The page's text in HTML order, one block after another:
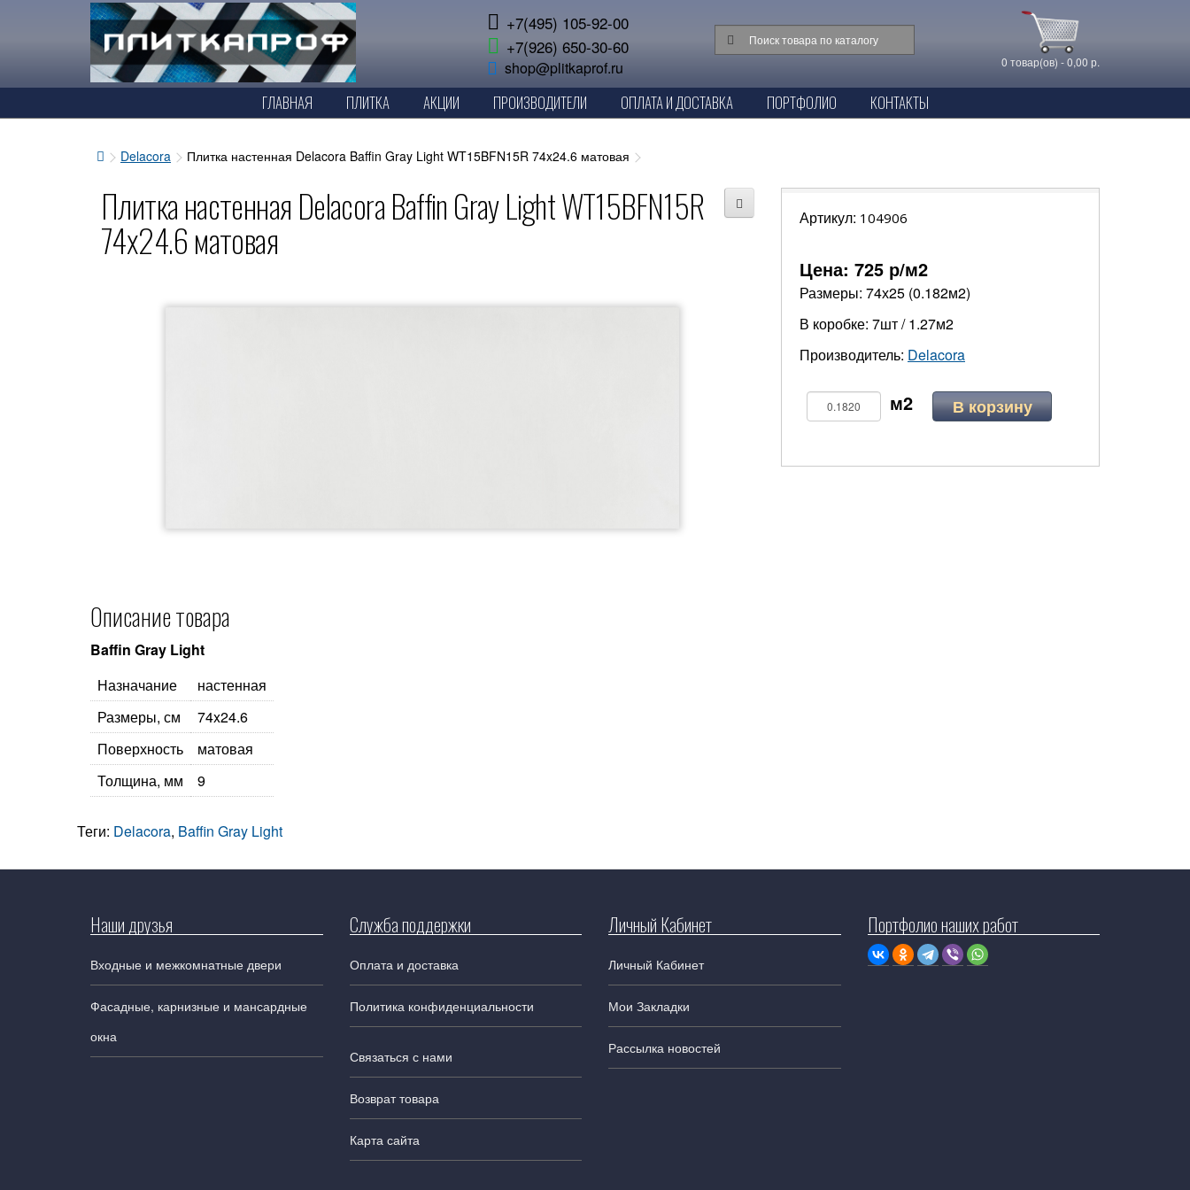
+7(495) 105-92-00
+7(926) 650-30-60
shop@plitkaprof.ru 0 товар(ов) - 0,00 р.
ГЛАВНАЯ ПЛИТКА АКЦИИ ПРОИЗВОДИТЕЛИ ОПЛАТА И ДОСТАВКА ПОРТФОЛИО КОНТАКТЫ
Delacora Плитка настенная Delacora Baffin Gray Light WT15BFN15R 74x24.6 матовая
Плитка настенная Delacora Baffin Gray Light WT15BFN15R
74x24.6 матовая
Описание товара
Baffin Gray Light
Назначание
настенная
Размеры, см
74x24.6
Поверхность
матовая
Толщина, мм
9
Артикул: 104906
Цена: 725 р/м2
Размеры: 74х25 (0.182м2)
В коробке: 7шт / 1.27м2
Производитель: Delacora
В корзину
Теги: Delacora, Baffin Gray Light
Наши друзья
Входные и межкомнатные двери
Фасадные, карнизные и мансардные
окна
Служба поддержки
Оплата и доставка
Политика конфиденциальности
Связаться с нами
Возврат товара
Карта сайта
Личный Кабинет
Личный Кабинет
Мои Закладки
Рассылка новостей
Портфолио наших работ